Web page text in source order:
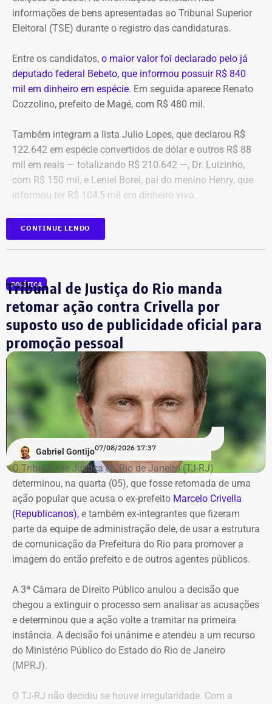
*Com informações do blog do Octávio Guedes, do portal
informações de bens apresentadas ao Tribunal Superior
Eleitoral (TSE) durante o registro das candidaturas.
Entre os candidatos, o maior valor foi declarado pelo já
deputado federal Bebeto, que informou possuir R$ 840
mil em dinheiro em espécie. Em seguida aparece Renato
Cozzolino, prefeito de Magé, com R$ 480 mil.
Também integram a lista Julio Lopes, que declarou R$
122.642 em espécie convertidos de dólar e outros R$ 88
mil em reais — totalizando R$ 210.642 —, Dr. Luizinho,
com R$ 150 mil, e Leniel Borel, pai do menino Henry, que
informou ter R$ 104,5 mil em dinheiro vivo.
Candidato
Bebeto
Dr. Luizinho
R$ 150.000,00
Leniel Borel
R$ 104.500,00
*Valor correspondente à soma de R$ 122.642,00 em espécie
convertidos de dólar e R$ 88.000,00 em reais declarados em dinheiro
Os dados são públicos e ficam disponíveis para consulta
no sistema DivulgaCandContas, do TSE.
CONTINUE LENDO
POLÍTICA
Tribunal de Justiça do Rio manda
retomar ação contra Crivella por
suposto uso de publicidade oficial para
promoção pessoal
Gabriel Gontijo07/08/2026 17:37
O Tribunal de Justiça do Rio de Janeiro (TJ-RJ)
determinou, na quarta (05), que fosse retomada de uma
ação popular que acusa o ex-prefeito Marcelo Crivella
(Republicanos), e também ex-integrantes que fizeram
parte da equipe de administração dele, de usar a estrutura
de comunicação da Prefeitura do Rio para promover a
imagem do então prefeito e de outros agentes públicos.
A 3ª Câmara de Direito Público anulou a decisão que
chegou a extinguir o processo sem analisar as acusações
e determinou que a ação volte a tramitar na primeira
instância. A decisão foi unânime e atendeu a um recurso
do Ministério Público do Estado do Rio de Janeiro
(MPRJ).
O TJ-RJ não decidiu se houve irregularidade. Com a